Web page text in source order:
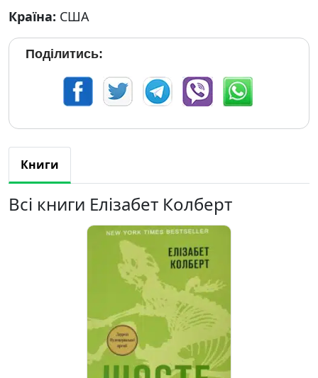
Країна: США
Поділитись:
Книги
Всі книги Елізабет Колберт